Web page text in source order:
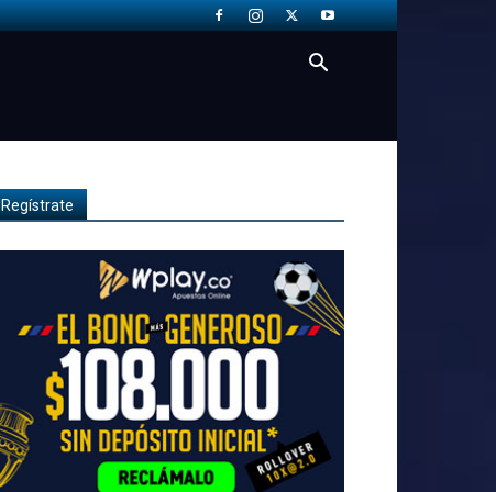
Regístrate